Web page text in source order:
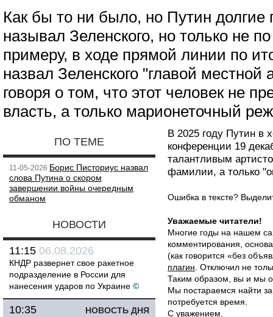
Как бы то ни было, но Путин долгие
называл Зеленского, но только не
примеру, в ходе прямой линии по
назвал Зеленского "главой
говоря о том, что этот человек не
власть, а только марионеточный
ПО ТЕМЕ
11-05-2026 Борис Писториус назвал
слова Путина о скором
завершении войны очередным
обманом
НОВОСТИ
11:15 06.08.2026
КНДР развернет свое ракетное
подразделение в России для
нанесения ударов по Украине ©
НОВОСТЬ ДНЯ
10:35
В 2025 году Путин в
конференции 19
талантливым
фамилии, а только
Ошибка в тексте?
Уважаемые читатели!
Многие годы на нашем
комментирования,
(как говорится «без
плагин . Отключил не
Таким образом, вы и мы
Мы постараемся найти
потребуется время.
С уважением,